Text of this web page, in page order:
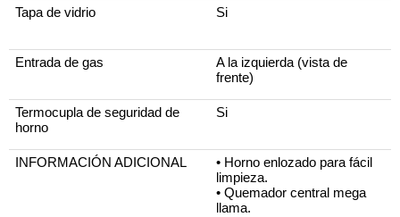
Tapa de vidrio Si
Entrada de gas
A la izquierda (vista de
frente)
Termocupla de seguridad de
horno
Si
INFORMACIÓN ADICIONAL
• Horno enlozado para fácil
limpieza.
• Quemador central mega
llama.